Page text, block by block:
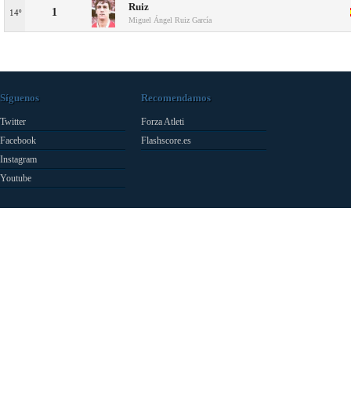
14º 1 Ruiz
Miguel Ángel Ruiz García
Síguenos
Twitter
Facebook
Instagram
Youtube
Recomendamos
Forza Atleti
Flashscore.es